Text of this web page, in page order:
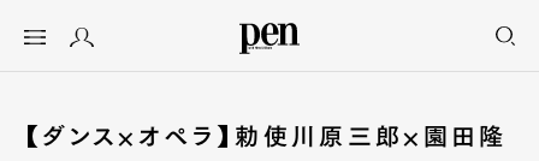
【ダンス×オペラ】勅使川原三郎×園田隆